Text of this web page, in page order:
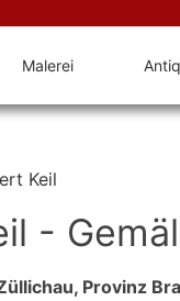
Malerei
Keil
-
Provinz